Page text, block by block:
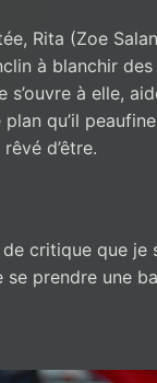
Rita (Zoe
à blanchir
s’ouvre à elle,
qu’il
d’être.
de critique que
prendre une